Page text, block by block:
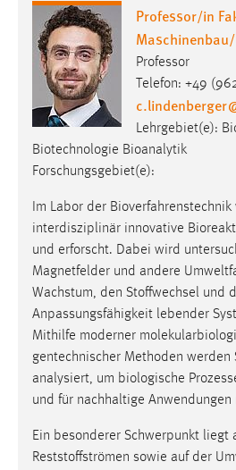
Professor/in
Professor
Telefon: +49
c.lindenberger
Lehrgebiet(e):
Biotechnologie Bioanalytik
Forschungsgebiet(e):
Im Labor der Bioverfahrenstechnik
interdisziplinär innovative
und erforscht. Dabei wird
Magnetfelder und andere
Wachstum, den Stoffwechsel und
Anpassungsfähigkeit lebender
Mithilfe moderner
gentechnischer Methoden werden
analysiert, um biologische
und für nachhaltige Anwendungen
Ein besonderer Schwerpunkt liegt
Reststoffströmen sowie auf der